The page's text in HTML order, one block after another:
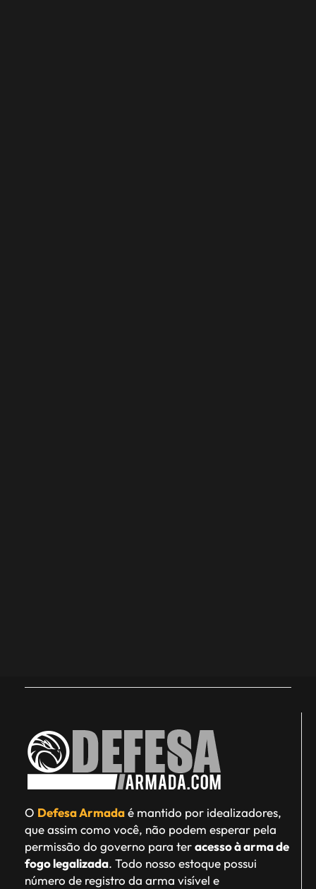
O Defesa Armadaé mantido por idealizadores,
que assim como você, não podem esperar pela
permissão do governo para teracesso à arma de
fogo legalizada. Todo nosso estoque possui
número de registro da arma visível e